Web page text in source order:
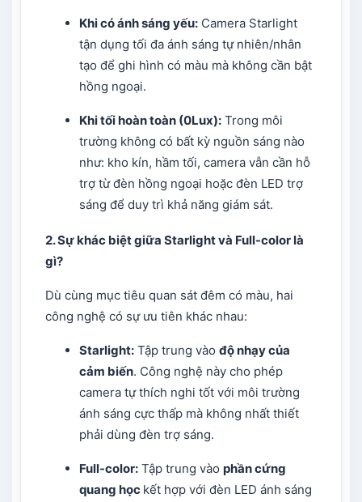
Khi có ánh sáng yếu:Camera Starlight
tận dụng tối đa ánh sáng tự nhiên/nhân
tạo để ghi hình có màu mà không cần bật
hồng ngoại.
Khi tối hoàn toàn (0Lux):Trong môi
trường không có bất kỳ nguồn sáng nào
như: kho kín, hầm tối, camera vẫn cần hỗ
trợ từ đèn hồng ngoại hoặc đèn LED trợ
sáng để duy trì khả năng giám sát.
2. Sự khác biệt giữa Starlight và Full-color là
gì?
Dù cùng mục tiêu quan sát đêm có màu, hai
công nghệ có sự ưu tiên khác nhau:
Starlight:Tập trung vào độ nhạy của
cảm biến. Công nghệ này cho phép
camera tự thích nghi tốt với môi trường
ánh sáng cực thấp mà không nhất thiết
phải dùng đèn trợ sáng.
Full-color:Tập trung vào phần cứng
quang học kết hợp với đèn LED ánh sáng